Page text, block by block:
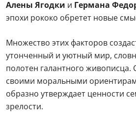
Алены Ягодки и Германа
эпохи рококо обретет новые
Множество этих факторов
утонченный и уютный мир,
полотен галантного живописца.
своими моральными
образно утверждает ценности
зрелости.